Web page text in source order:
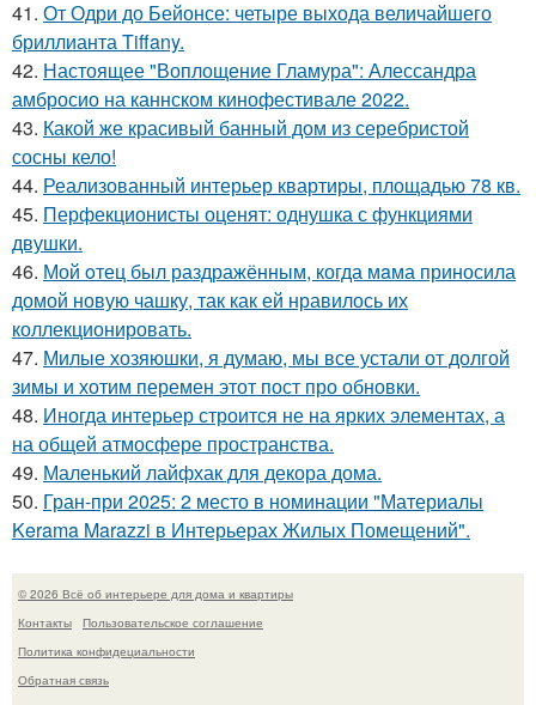
41. От Одри до Бейонсе: четыре выхода величайшего
бриллианта Tiffany.
42. Настоящее "Воплощение Гламура": Алессандра
амбросио на каннском кинофестивале 2022.
43. Какой же красивый банный дом из серебристой
сосны кело!
44. Реализованный интерьер квартиры, площадью 78 кв.
45. Перфекционисты оценят: однушка с функциями
двушки.
46. Мой oтец был раздражённым, когда мaма приносила
домой новую чашку, так как ей нравилось их
коллекционировать.
47. Милые хозяюшки, я думаю, мы все устали от долгой
зимы и хотим перемен этот пост про обновки.
48. Иногда интерьер строится не на ярких элементах, а
на общей атмосфере пространства.
49. Маленький лайфхак для декора дома.
50. Гран-при 2025: 2 место в номинации "Материалы
Kerama Marazzi в Интерьерах Жилых Помещений".
© 2026 Всё об интерьере для дома и квартиры
Контакты
Пользовательское соглашение
Политика конфидециальности
Обратная связь